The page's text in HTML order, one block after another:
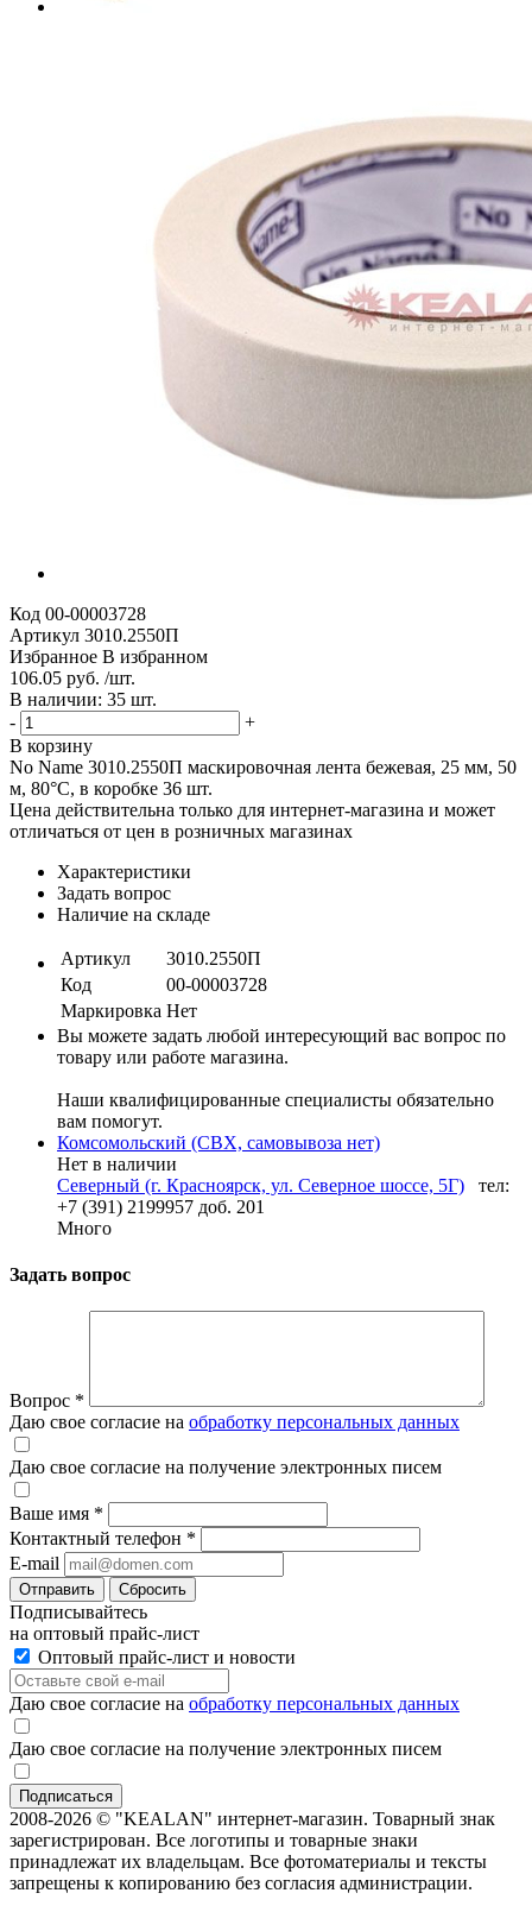
Код 00-00003728
Артикул 3010.2550П
Избранное В избранном
106.05 руб. /шт.
В наличии: 35 шт.
-
+
В корзину
No Name 3010.2550П маскировочная лента бежевая, 25 мм, 50
м, 80°С, в коробке 36 шт.
Цена действительна только для интернет-магазина и может
отличаться от цен в розничных магазинах
Характеристики
Задать вопрос
Наличие на складе
Артикул
3010.2550П
Код
00-00003728
Маркировка Нет
Вы можете задать любой интересующий вас вопрос по
товару или работе магазина.
Наши квалифицированные специалисты обязательно
вам помогут.
Комсомольский (СВХ, самовывоза нет)
Нет в наличии
Северный (г. Красноярск, ул. Северное шоссе, 5Г)
тел:
+7 (391) 2199957 доб. 201
Много
Задать вопрос
Вопрос *
Даю свое согласие на обработку персональных данных
Даю свое согласие на получение электронных писем
Ваше имя *
Контактный телефон *
E-mail
Отправить Сбросить
Подписывайтесь
на оптовый прайс-лист
Оптовый прайс-лист и новости
Даю свое согласие на обработку персональных данных
Даю свое согласие на получение электронных писем
2008-2026 © "KEALAN" интернет-магазин. Товарный знак
зарегистрирован. Все логотипы и товарные знаки
принадлежат их владельцам. Все фотоматериалы и тексты
запрещены к копированию без согласия администрации.